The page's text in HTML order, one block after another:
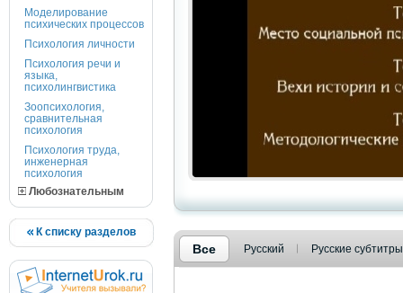
Моделирование
психических процессов
Психология личности
Психология речи и
языка,
психолингвистика
Зоопсихология,
сравнительная
психология
Психология труда,
инженерная
психология
Любознательным
К списку разделов
Все Русский Русские субтитры